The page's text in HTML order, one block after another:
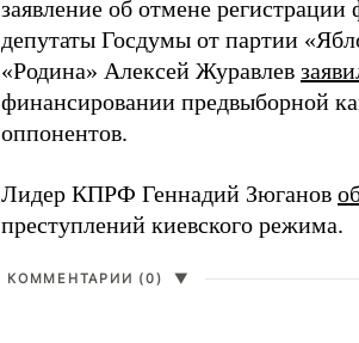
заявление об отмене регистрации
депутаты Госдумы от партии
«Родина» Алексей Журавлев
финансировании предвыборной
оппонентов.
Лидер КПРФ Геннадий Зюганов
преступлений киевского режима.
КОММЕНТАРИИ (0) ▼